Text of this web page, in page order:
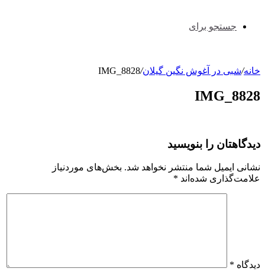
جستجو برای
خانه/شبی در آغوش نگین گیلان/
IMG_8828
IMG_8828
دیدگاهتان را بنویسید
نشانی ایمیل شما منتشر نخواهد شد. بخش‌های موردنیاز
علامت‌گذاری شده‌اند *
دیدگاه *